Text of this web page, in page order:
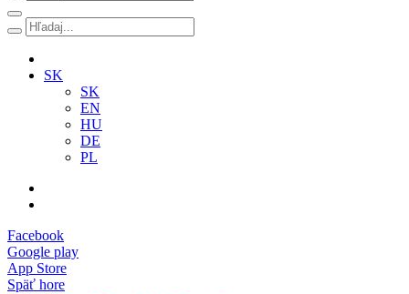
SK
SK
EN
HU
DE
PL
Facebook
Google play
App Store
Späť hore